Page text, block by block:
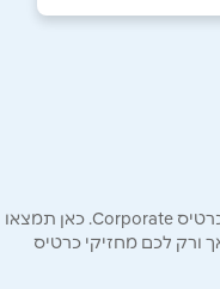
ברוכים הבאים לאתר ההטבות של מחזיקי כרטיס Corporate. כאן תמצאו
ורק לכם מחזיקי כרטיס